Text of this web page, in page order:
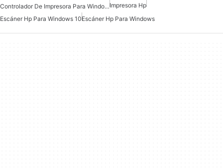
Controlador De Impresora Para Windows 10Impresora Hp
Escáner Hp Para Windows 10Escáner Hp Para Windows